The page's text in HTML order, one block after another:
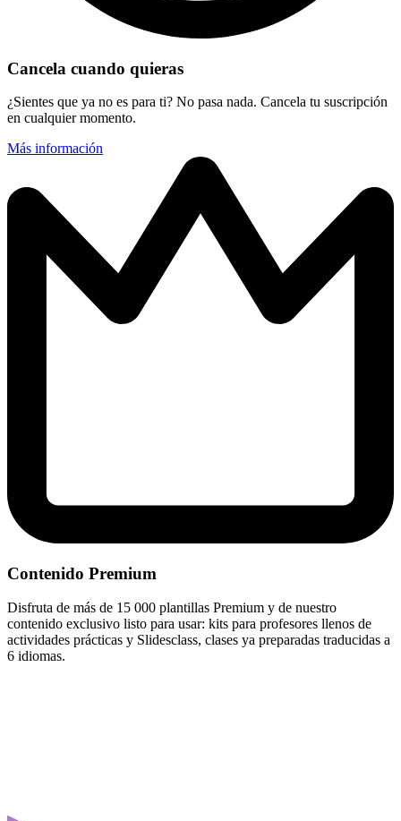
Cancela cuando quieras
¿Sientes que ya no es para ti? No pasa nada. Cancela tu suscripción
en cualquier momento.
Más información
Contenido Premium
Disfruta de más de 15 000 plantillas Premium y de nuestro
contenido exclusivo listo para usar: kits para profesores llenos de
actividades prácticas y Slidesclass, clases ya preparadas traducidas a
6 idiomas.